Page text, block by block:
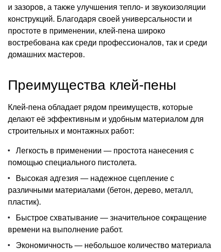
и зазоров, а также улучшения тепло- и звукоизоляции
конструкций. Благодаря своей универсальности и
простоте в применении, клей-пена широко
востребована как среди профессионалов, так и среди
домашних мастеров.
Преимущества клей-пены
Клей-пена обладает рядом преимуществ, которые
делают её эффективным и удобным материалом для
строительных и монтажных работ:
Легкость в применении — простота нанесения с
помощью специального пистолета.
Высокая адгезия — надежное сцепление с
различными материалами (бетон, дерево, металл,
пластик).
Быстрое схватывание — значительное сокращение
времени на выполнение работ.
Экономичность — небольшое количество материала